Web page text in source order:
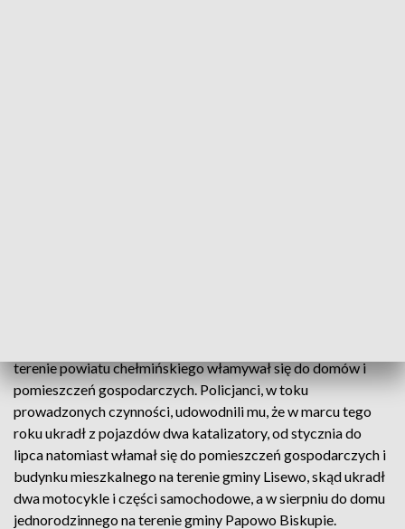
terenie powiatu chełmińskiego włamywał się do domów i
pomieszczeń gospodarczych. Policjanci, w toku
prowadzonych czynności, udowodnili mu, że w marcu tego
roku ukradł z pojazdów dwa katalizatory, od stycznia do
lipca natomiast włamał się do pomieszczeń gospodarczych i
budynku mieszkalnego na terenie gminy Lisewo, skąd ukradł
dwa motocykle i części samochodowe, a w sierpniu do domu
jednorodzinnego na terenie gminy Papowo Biskupie.